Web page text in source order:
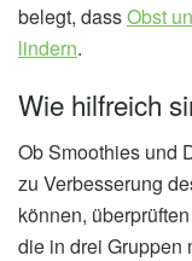
belegt, dassObst
lindern.
Wie hilfreich
Ob Smoothies und
zu Verbesserung
können,
die in drei Gruppen